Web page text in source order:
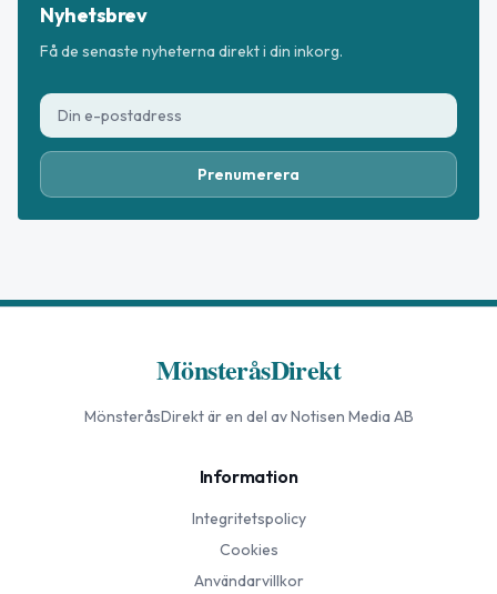
Nyhetsbrev
Få de senaste nyheterna direkt i din inkorg.
Prenumerera
MönsteråsDirekt
MönsteråsDirektär en del av Notisen Media AB
Information
Integritetspolicy
Cookies
Användarvillkor